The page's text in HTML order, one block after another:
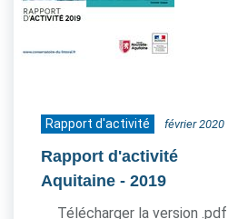
Rapport d'activité février 2020
Rapport d'activité
Aquitaine - 2019
Télécharger la version .pdf